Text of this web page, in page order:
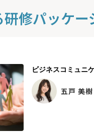
修パッケー
ビジネスコミュニ
五戸 美樹